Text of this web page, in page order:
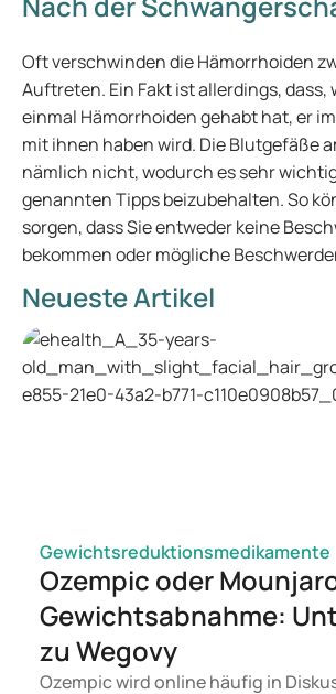
Oft verschwinden die Hämorrhoiden
Auftreten. Ein Fakt ist allerdings, dass,
einmal Hämorrhoiden gehabt hat, er
mit ihnen haben wird. Die Blutgefäße
nämlich nicht, wodurch es sehr
genannten Tipps beizubehalten. So
sorgen, dass Sie entweder keine
bekommen oder mögliche
Neueste Artikel
Gewichtsreduktionsmedikamente
Ozempic oder
Gewichtsabnahme:
zu Wegovy
Ozempic wird online häufig in